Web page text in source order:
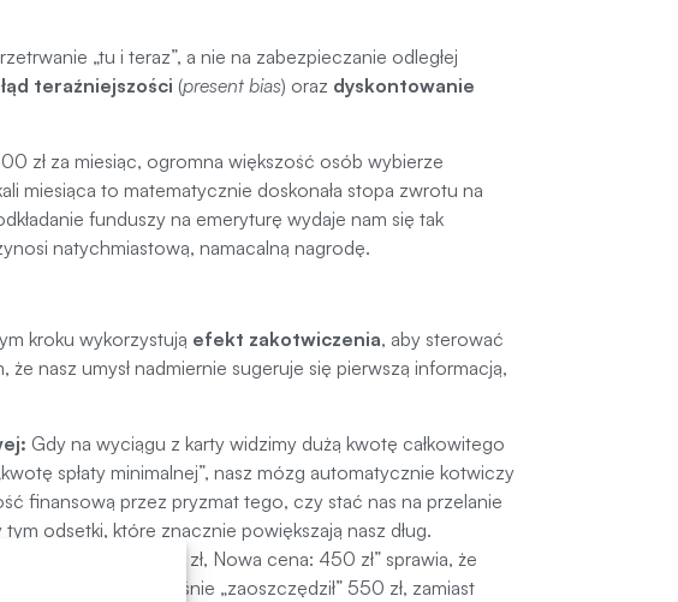
„tu i teraz”, a nie na zabezpieczanie odległej
teraźniejszości (present bias) oraz dyskontowanie
zł za miesiąc, ogromna większość osób wybierze
miesiąca to matematycznie doskonała stopa zwrotu na
funduszy na emeryturę wydaje nam się tak
natychmiastową, namacalną nagrodę.
kroku wykorzystują efekt zakotwiczenia, aby sterować
nasz umysł nadmiernie sugeruje się pierwszą informacją,
Gdy na wyciągu z karty widzimy dużą kwotę całkowitego
spłaty minimalnej”, nasz mózg automatycznie kotwiczy
finansową przez pryzmat tego, czy stać nas na przelanie
odsetki, które znacznie powiększają nasz dług.
„Stara cena: 1000 zł, Nowa cena: 450 zł” sprawia, że
przekonany, że właśnie „zaoszczędził” 550 zł, zamiast